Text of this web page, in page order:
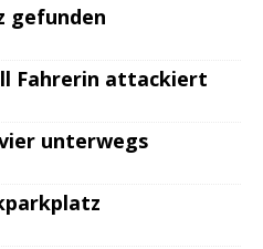
gefunden
Fahrerin attackiert
unterwegs